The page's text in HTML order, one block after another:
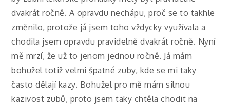
dvakrát ročně. A opravdu nechápu, proč se to takhle
změnilo, protože já jsem toho vždycky využívala a
chodila jsem opravdu pravidelně dvakrát ročně. Nyní
mě mrzí, že už to jenom jednou ročně. Já mám
bohužel totiž velmi špatné zuby, kde se mi taky
často dělají kazy. Bohužel pro mě mám silnou
kazivost zubů, proto jsem taky chtěla chodit na